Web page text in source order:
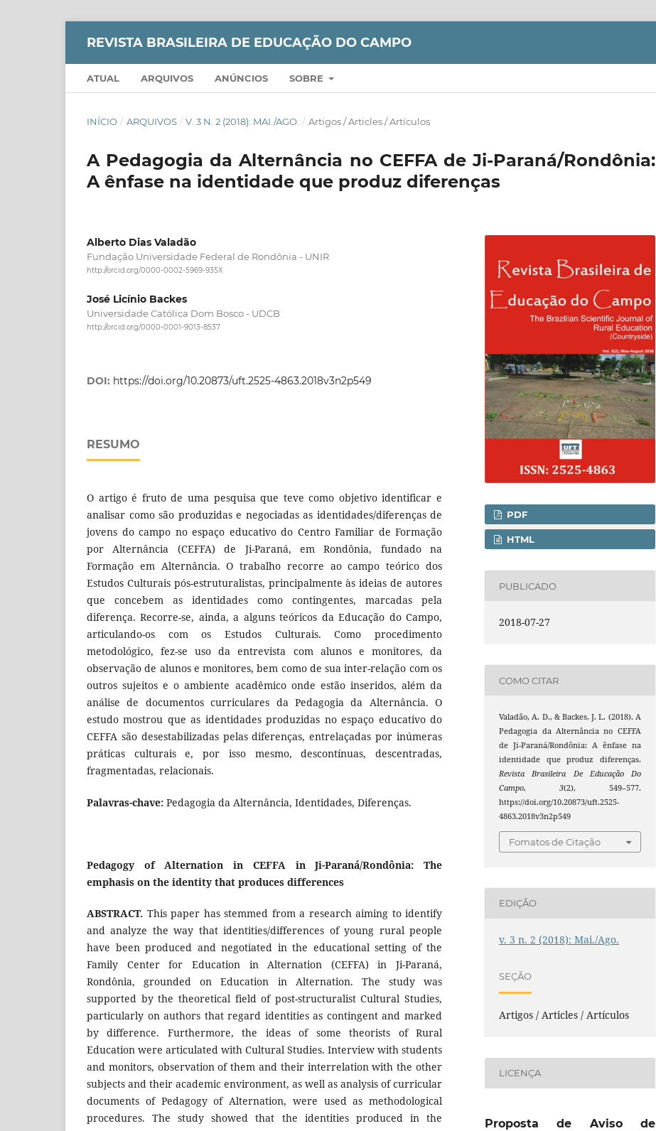
REVISTA BRASILEIRA DE EDUCAÇÃO DO CAMPO
ATUAL ARQUIVOS ANÚNCIOS SOBRE
INÍCIO / ARQUIVOS / V. 3 N. 2 (2018): MAI./AGO. / Artigos / Articles / Artículos
A Pedagogia da Alternância no CEFFA de Ji-Paraná/Rondônia:
A ênfase na identidade que produz diferenças
Alberto Dias Valadão
Fundação Universidade Federal de Rondônia - UNIR
http://orcid.org/0000-0002-5969-935X
José Licínio Backes
Universidade Católica Dom Bosco - UDCB
http://orcid.org/0000-0001-9013-8537
DOI: https://doi.org/10.20873/uft.2525-4863.2018v3n2p549
RESUMO
O artigo é fruto de uma pesquisa que teve como objetivo identificar e
analisar como são produzidas e negociadas as identidades/diferenças de
jovens do campo no espaço educativo do Centro Familiar de Formação
por Alternância (CEFFA) de Ji-Paraná, em Rondônia, fundado na
Formação em Alternância. O trabalho recorre ao campo teórico dos
Estudos Culturais pós-estruturalistas, principalmente às ideias de autores
que concebem as identidades como contingentes, marcadas pela
diferença. Recorre-se, ainda, a alguns teóricos da Educação do Campo,
articulando-os com os Estudos Culturais. Como procedimento
metodológico, fez-se uso da entrevista com alunos e monitores, da
observação de alunos e monitores, bem como de sua inter-relação com os
outros sujeitos e o ambiente acadêmico onde estão inseridos, além da
análise de documentos curriculares da Pedagogia da Alternância. O
estudo mostrou que as identidades produzidas no espaço educativo do
CEFFA são desestabilizadas pelas diferenças, entrelaçadas por inúmeras
práticas culturais e, por isso mesmo, descontínuas, descentradas,
fragmentadas, relacionais.
Palavras-chave: Pedagogia da Alternância, Identidades, Diferenças.
Pedagogy of Alternation in CEFFA in Ji-Paraná/Rondônia: The
emphasis on the identity that produces differences
ABSTRACT. This paper has stemmed from a research aiming to identify
and analyze the way that identities/differences of young rural people
have been produced and negotiated in the educational setting of the
Family Center for Education in Alternation (CEFFA) in Ji-Paraná,
Rondônia, grounded on Education in Alternation. The study was
supported by the theoretical field of post-structuralist Cultural Studies,
particularly on authors that regard identities as contingent and marked
by difference. Furthermore, the ideas of some theorists of Rural
Education were articulated with Cultural Studies. Interview with students
and monitors, observation of them and their interrelation with the other
subjects and their academic environment, as well as analysis of curricular
documents of Pedagogy of Alternation, were used as methodological
procedures. The study showed that the identities produced in the
PDF
HTML
PUBLICADO
2018-07-27
COMO CITAR
Valadão, A. D., & Backes, J. L. (2018). A
Pedagogia da Alternância no CEFFA
de Ji-Paraná/Rondônia: A ênfase na
identidade que produz diferenças.
Revista Brasileira De Educação Do
Campo, 3(2), 549–577.
https://doi.org/10.20873/uft.2525-
4863.2018v3n2p549
Fomatos de Citação
EDIÇÃO
v. 3 n. 2 (2018): Mai./Ago.
SEÇÃO
Artigos / Articles / Artículos
LICENÇA
Proposta de Aviso de